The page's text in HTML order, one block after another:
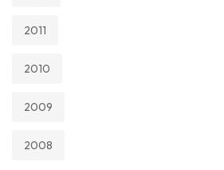
2011
2010
2009
2008